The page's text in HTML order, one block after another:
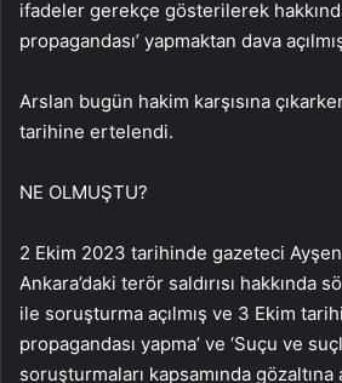
ifadeler gerekçe gösterilerek
propagandası’ yapmaktan dava
Arslan bugün hakim karşısına
tarihine ertelendi.
NE OLMUŞTU?
2 Ekim 2023 tarihinde gazeteci
Ankara’daki terör saldırısı hakkında
ile soruşturma açılmış ve 3 Ekim
propagandası yapma’ ve ‘Suçu ve
soruşturmaları kapsamında gözaltına